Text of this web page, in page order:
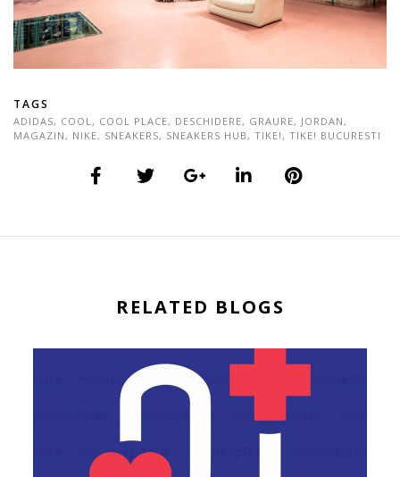
TAGS
ADIDAS, COOL , COOL PLACE, DESCHIDERE, GRAURE, JORDAN ,
MAGAZIN , NIKE, SNEAKERS, SNEAKERS HUB , TIKE! , TIKE! BUCURESTI
RELATED BLOGS